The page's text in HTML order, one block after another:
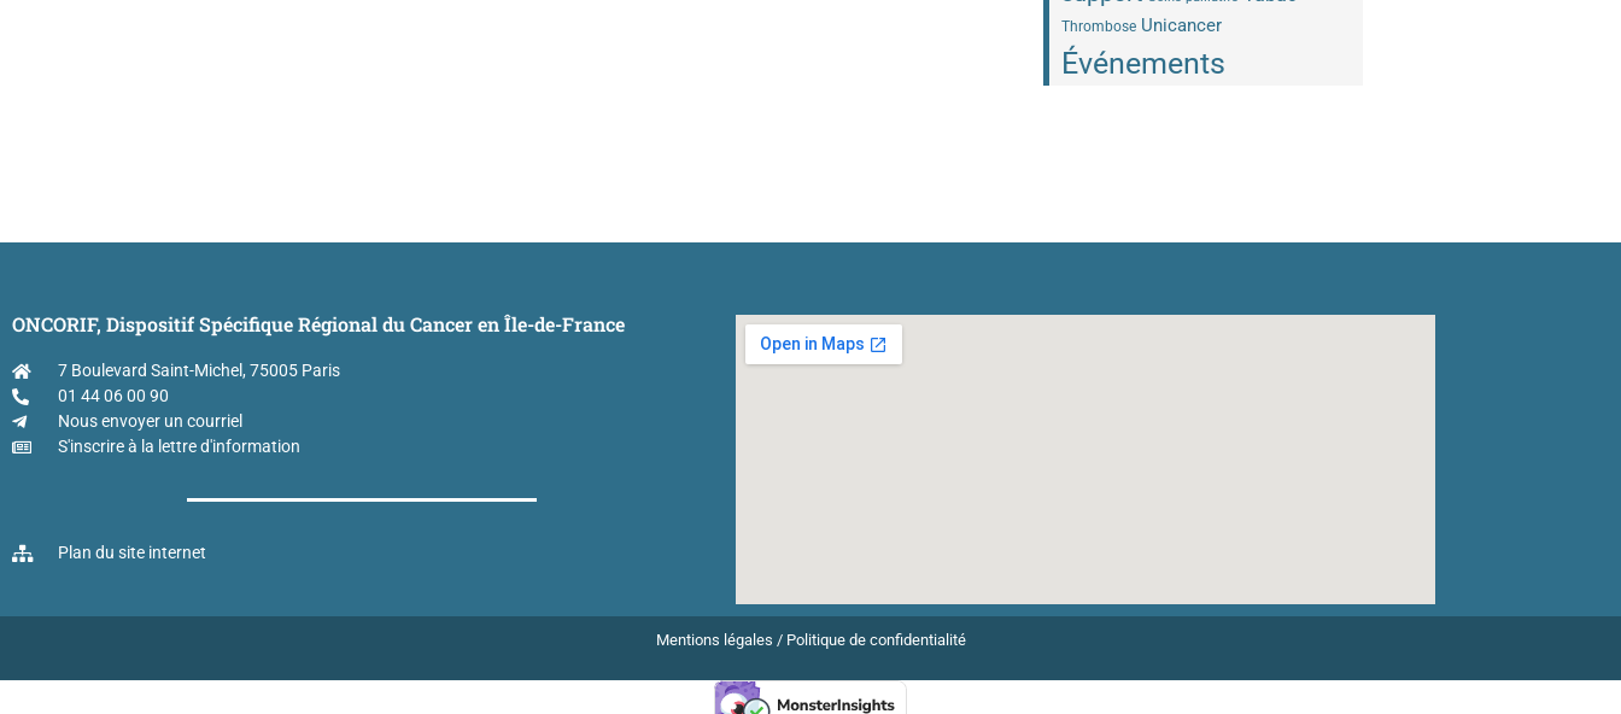
Thrombose Unicancer
Événements
ONCORIF, Dispositif Spécifique Régional du Cancer en Île-de-France
7 Boulevard Saint-Michel, 75005 Paris
01 44 06 00 90
Nous envoyer un courriel
S'inscrire à la lettre d'information
Plan du site internet
Mentions légales / Politique de confidentialité